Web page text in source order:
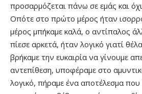
προσαρμόζεται πάνω σε εμάς και όχι
Οπότε στο πρώτο μέρος ήταν
μέρος μπήκαμε καλά, ο αντίπαλος
πίεσε αρκετά, ήταν λογικό γιατί
βρήκαμε την ευκαιρία να γίνουμε
αντεπίθεση, υποφέραμε στο
λογικό, πήραμε ένα αποτέλεσμα